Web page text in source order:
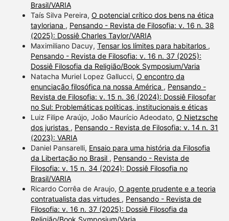
Brasil/VARIA
Taís Silva Pereira, O potencial crítico dos bens na ética
tayloriana , Pensando - Revista de Filosofia: v. 16 n. 38
(2025): Dossiê Charles Taylor/VARIA
Maximiliano Dacuy, Tensar los límites para habitarlos ,
Pensando - Revista de Filosofia: v. 16 n. 37 (2025):
Dossiê Filosofia da Religião/Book Symposium/Varia
Natacha Muriel Lopez Gallucci, O encontro da
enunciação filosófica na nossa América , Pensando -
Revista de Filosofia: v. 15 n. 36 (2024): Dossiê Filosofar
no Sul: Problemáticas políticas, institucionais e éticas
Luiz Filipe Araújo, João Maurício Adeodato, O Nietzsche
dos juristas , Pensando - Revista de Filosofia: v. 14 n. 31
(2023): VARIA
Daniel Pansarelli, Ensaio para uma história da Filosofia
da Libertação no Brasil , Pensando - Revista de
Filosofia: v. 15 n. 34 (2024): Dossiê Filosofia no
Brasil/VARIA
Ricardo Corrêa de Araujo, O agente prudente e a teoria
contratualista das virtudes , Pensando - Revista de
Filosofia: v. 16 n. 37 (2025): Dossiê Filosofia da